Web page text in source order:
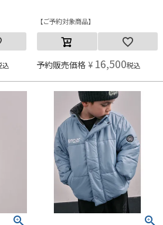
込
ご予約対象商品
予約販売価格 ¥ 16,500税込